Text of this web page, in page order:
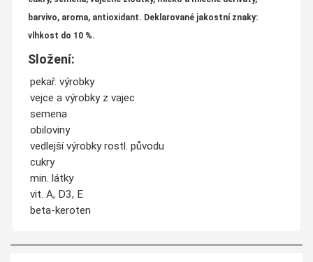
barvivo, aroma, antioxidant. Deklarované jakostní znaky:
vlhkost do 10 %.
Složení:
pekař. výrobky
vejce a výrobky z vajec
semena
obiloviny
vedlejší výrobky rostl. původu
cukry
min. látky
vit. A, D3, E
beta-keroten